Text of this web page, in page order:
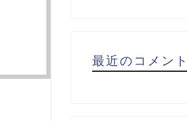
最近のコメント